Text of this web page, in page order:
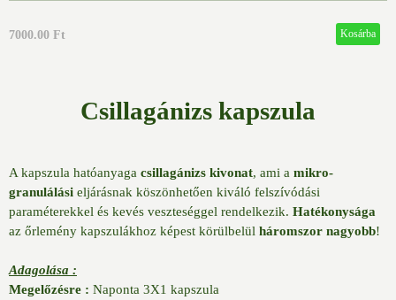
7000.00 Ft
Csillagánizs kapszula
A kapszula hatóanyaga csillagánizs kivonat, ami a mikro-
granulálási eljárásnak köszönhetően kiváló felszívódási
paraméterekkel és kevés veszteséggel rendelkezik. Hatékonysága
az őrlemény kapszulákhoz képest körülbelül háromszor nagyobb!
Adagolása :
Megelőzésre : Naponta 3X1 kapszula